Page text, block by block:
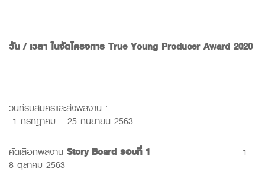
วัน / เวลา ในจัดโครงการ True Young Producer Award 2020
วันที่รับสมัครและส่งผลงาน :
1 กรกฎาคม – 25 กันยายน 2563
คัดเลือกผลงาน Story Board รอบที่ 1 1 –
8 ตุลาคม 2563